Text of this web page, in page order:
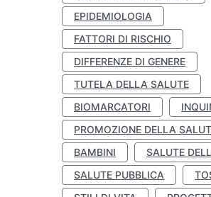
EPIDEMIOLOGIA
FATTORI DI RISCHIO
DIFFERENZE DI GENERE
TUTELA DELLA SALUTE
BIOMARCATORI
PROMOZIONE DELLA
BAMBINI
SALUTE
SALUTE PUBBLICA